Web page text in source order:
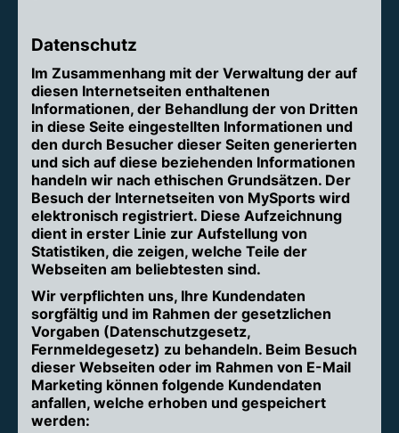
Datenschutz
Im Zusammenhang mit der Verwaltung der auf
diesen Internetseiten enthaltenen
Informationen, der Behandlung der von Dritten
in diese Seite eingestellten Informationen und
den durch Besucher dieser Seiten generierten
und sich auf diese beziehenden Informationen
handeln wir nach ethischen Grundsätzen. Der
Besuch der Internetseiten von MySports wird
elektronisch registriert. Diese Aufzeichnung
dient in erster Linie zur Aufstellung von
Statistiken, die zeigen, welche Teile der
Webseiten am beliebtesten sind.
Wir verpflichten uns, Ihre Kundendaten
sorgfältig und im Rahmen der gesetzlichen
Vorgaben (Datenschutzgesetz,
Fernmeldegesetz) zu behandeln. Beim Besuch
dieser Webseiten oder im Rahmen von E-Mail
Marketing können folgende Kundendaten
anfallen, welche erhoben und gespeichert
werden: